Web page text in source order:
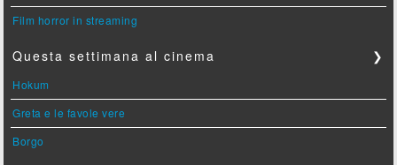
Film horror in streaming
Questa settimana al cinema ❯
Hokum
Greta e le favole vere
Borgo